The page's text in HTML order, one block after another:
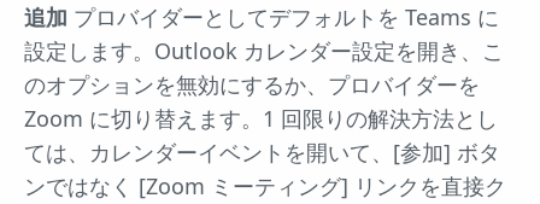
追加 プロバイダーとしてデフォルトを Teams に
設定します。Outlook カレンダー設定を開き、こ
のオプションを無効にするか、プロバイダーを
Zoom に切り替えます。1 回限りの解決方法とし
ては、カレンダーイベントを開いて、[参加] ボタ
ンではなく [Zoom ミーティング] リンクを直接ク